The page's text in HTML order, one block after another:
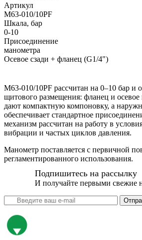
Артикул
M63-010/10PF
Шкала, бар
0-10
Присоединение
манометра
Осевое сзади + фланец (G1/4")
M63-010/10PF рассчитан на 0–10 бар и
щитового размещения: фланец и осевое
дают компактную компоновку, а
обеспечивает стандартное
механизм рассчитан на работу в
вибрации и частых циклов давления.
Манометр поставляется с первичной
регламентированного использования.
Подпишитесь на рассылку
И получайте первыми свежие